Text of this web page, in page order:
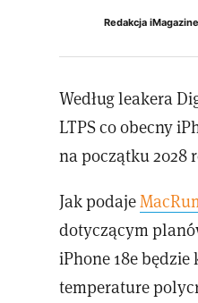
Redakcja iMagazine
Według leakera
LTPS co obecny
na początku 2028
Jak podaje
dotyczącym
iPhone 18e będzie
temperature